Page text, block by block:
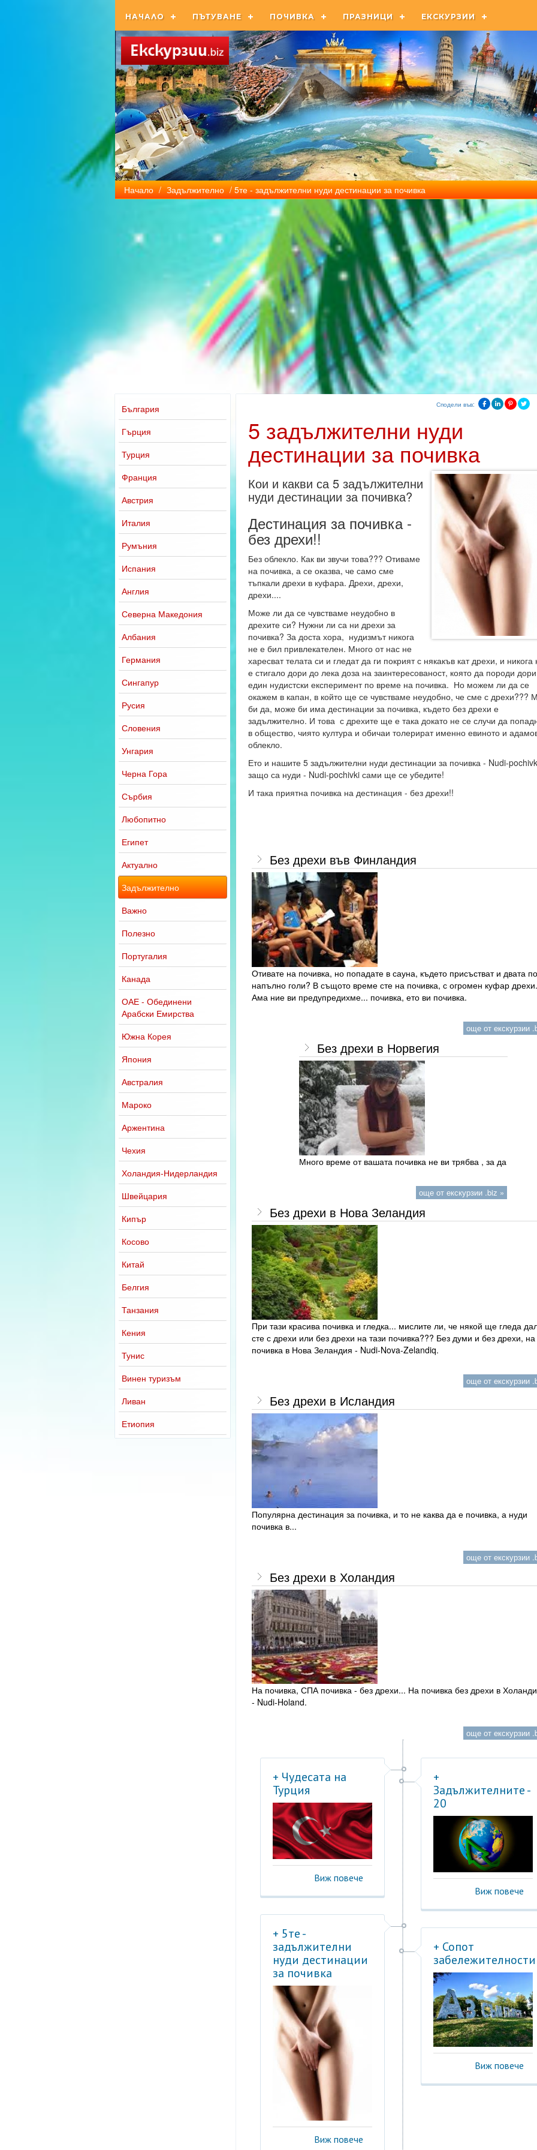
НАЧАЛО ПЪТУВАНЕ ПОЧИВКА ПРАЗНИЦИ ЕКСКУРЗИИ
Начало / Задължително / 5те - задължителни нуди дестинации за почивка
България
Гърция
Турция
Франция
Австрия
Италия
Румъния
Испания
Англия
Северна Македония
Албания
Германия
Сингапур
Русия
Словения
Унгария
Черна Гора
Сърбия
Любопитно
Египет
Актуално
Задължително
Важно
Полезно
Португалия
Канада
ОАЕ - Обединени
Арабски Емирства
Южна Корея
Япония
Австралия
Мароко
Аржентина
Чехия
Холандия-Нидерландия
Швейцария
Кипър
Косово
Китай
Белгия
Танзания
Кения
Тунис
Винен туризъм
Ливан
Етиопия
Сподели във:
5 задължителни нуди
дестинации за почивка
Кои и какви са 5 задължителни
нуди дестинации за почивка?
Дестинация за почивка -
без дрехи!!
Без облекло. Как ви звучи това??? Отиваме
на почивка, а се оказва, че само сме
тъпкали дрехи в куфара. Дрехи, дрехи,
дрехи....
Може ли да се чувстваме неудобно в
дрехите си? Нужни ли са ни дрехи за
почивка? За доста хора, нудизмът никога
не е бил привлекателен. Много от нас не
харесват телата си и гледат да ги покрият с някакъв кат дрехи, и никога
е стигало дори до лека доза на заинтересованост, която да породи дори
един нудистски експеримент по време на почивка. Но можем ли да се
окажем в капан, в който ще се чувстваме неудобно, че сме с дрехи???
би да, може би има дестинации за почивка, където без дрехи е
задължително. И това с дрехите ще е така докато не се случи да
в общество, чиято култура и обичаи толерират именно евиното и
облекло.
Ето и нашите 5 задължителни нуди дестинации за почивка - Nudi-
защо са нуди - Nudi-pochivki сами ще се убедите!
И така приятна почивка на дестинация - без дрехи!!
Без дрехи във Финландия
Отивате на почивка, но попадате в сауна, където присъстват и двата
напълно голи? В същото време сте на почивка, с огромен куфар
Ама ние ви предупредихме... почивка, ето ви почивка.
още от екскурзии
Без дрехи в Норвегия
Много време от вашата почивка не ви трябва , за да
още от екскурзии .biz »
Без дрехи в Нова Зеландия
При тази красива почивка и гледка... мислите ли, че някой ще гледа
сте с дрехи или без дрехи на тази почивка??? Без думи и без дрехи, на
почивка в Нова Зеландия - Nudi-Nova-Zelandiq.
още от екскурзии
Без дрехи в Исландия
Популярна дестинация за почивка, и то не каква да е почивка, а нуди
почивка в...
още от екскурзии
Без дрехи в Холандия
На почивка, СПА почивка - без дрехи... На почивка без дрехи в
- Nudi-Holand.
още от екскурзии
+ Чудесата на
Турция
Виж повече
+
Задължителните -
20
Виж повече
+ 5те -
задължителни
нуди дестинации
за почивка
Виж повече
+ Сопот
забележителности
Виж повече